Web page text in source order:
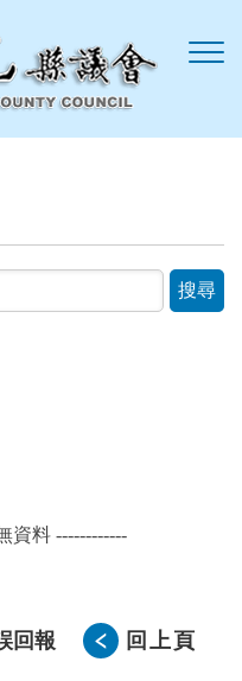
資料 ------------
回報 回上頁